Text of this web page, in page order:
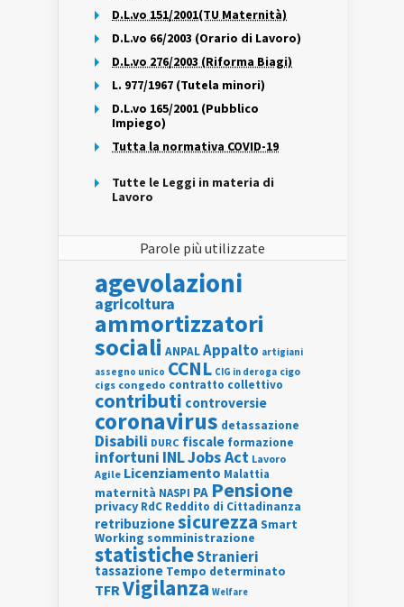
D.L.vo 151/2001(TU Maternità)
D.L.vo 66/2003 (Orario di Lavoro)
D.L.vo 276/2003 (Riforma Biagi)
L. 977/1967 (Tutela minori)
D.L.vo 165/2001 (Pubblico
Impiego)
Tutta la normativa COVID-19
Tutte le Leggi in materia di
Lavoro
Parole più utilizzate
agevolazioni
agricoltura
ammortizzatori
sociali ANPALAppalto artigiani
assegno unico CCNL CIG in deroga cigo
cigs congedo contratto collettivo
contributi controversie
coronavirus detassazione
Disabili DURC fiscale formazione
infortuni INLJobs Act Lavoro
Agile Licenziamento Malattia
maternità NASPI PA Pensione
privacy RdC Reddito di Cittadinanza
retribuzionesicurezza Smart
Working somministrazione
statisticheStranieri
tassazione Tempo determinato
TFRVigilanza Welfare